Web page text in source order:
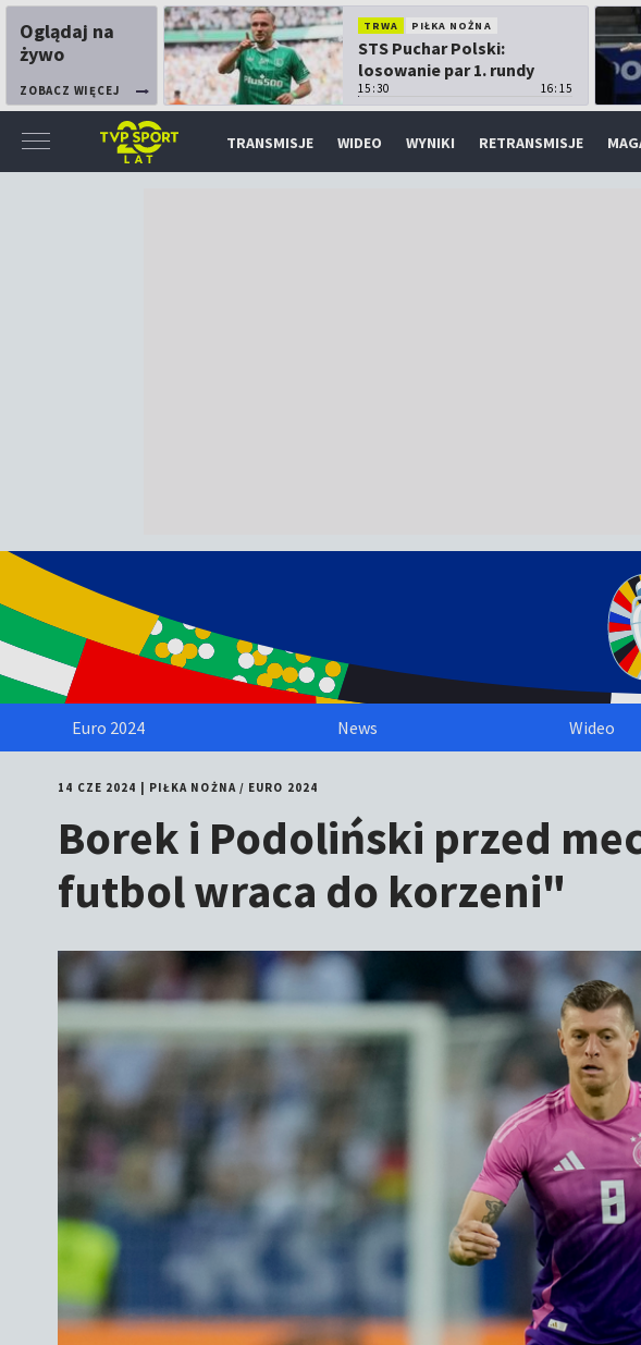
Oglądaj na
żywo
ZOBACZ WIĘCEJ
TRWA PIŁKA NOŻNA
STS Puchar Polski:
losowanie par 1. rundy
15:30 16:15
TRANSMISJE WIDEO WYNIKI RETRANSMISJE
Euro 2024 News Wideo
14 CZE 2024 PIŁKA NOŻNA/ EURO 2024
Borek i Podoliński przed
futbol wraca do korzeni"